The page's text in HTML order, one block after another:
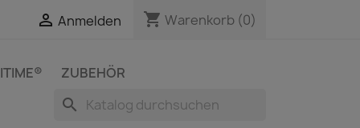
 Anmelden shopping_cart Warenkorb (0)
ZUBEHÖR
search